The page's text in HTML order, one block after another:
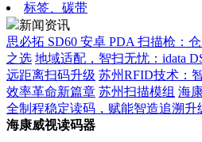
标签、碳带
新闻资讯
思必拓 SD60 安卓 PDA 扫描枪：
之选 地域适配，智扫无忧：idata
远距离扫码升级 苏州RFID技术：
效率革命新篇章 苏州扫描模组 海
全制程稳定读码，赋能智造追溯升
海康威视读码器